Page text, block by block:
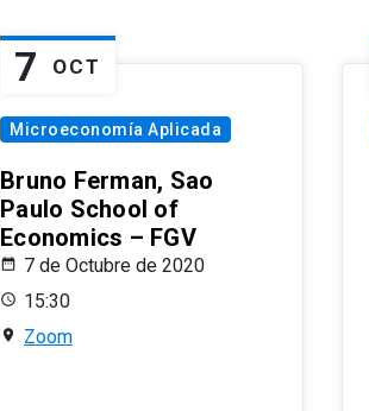
7 OCT
Microeconomía Aplicada
Bruno Ferman, Sao
Paulo School of
Economics – FGV
7 de Octubre de 2020
15:30
Zoom